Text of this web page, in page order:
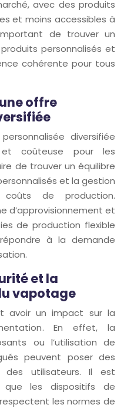
avec des produits
et moins accessibles à
de trouver un
personnalisés et
cohérente pour tous
offre
diversifiée
coûteuse pour les
de trouver un équilibre
et la gestion
de production.
d’approvisionnement et
de production flexible
à la demande
et la
vapotage
avoir un impact sur la
En effet, la
ou l’utilisation de
peuvent poser des
utilisateurs. Il est
les dispositifs de
les normes de